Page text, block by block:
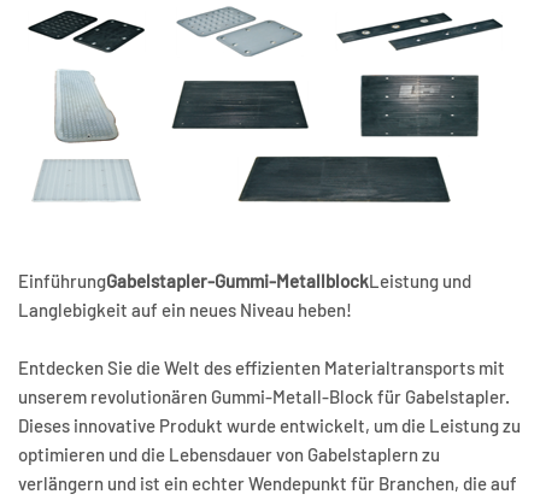
EinführungGabelstapler-Gummi-MetallblockLeistung und
Langlebigkeit auf ein neues Niveau heben!
Entdecken Sie die Welt des effizienten Materialtransports mit
unserem revolutionären Gummi-Metall-Block für Gabelstapler.
Dieses innovative Produkt wurde entwickelt, um die Leistung zu
optimieren und die Lebensdauer von Gabelstaplern zu
verlängern und ist ein echter Wendepunkt für Branchen, die auf